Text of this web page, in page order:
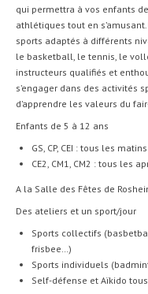
qui permettra à vos enfants
athlétiques tout en
sports adaptés à différents
le basketball, le tennis, le
instructeurs qualifiés et
s’engager dans des activités
d’apprendre les valeurs du
Enfants de 5 à 12 ans
GS, CP, CEI : tous les
CE2, CM1, CM2 : tous les
A la Salle des Fêtes de
Des ateliers et un sport/jour
Sports collectifs
frisbee…)
Sports individuels
Self-défense et Aïkido